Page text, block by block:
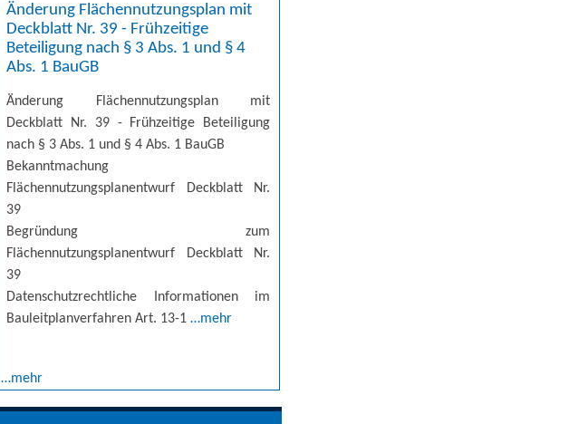
Änderung Flächennutzungsplan mit
Deckblatt Nr. 39 - Frühzeitige
Beteiligung nach § 3 Abs. 1 und § 4
Abs. 1 BauGB
Änderung Flächennutzungsplan mit
Deckblatt Nr. 39 - Frühzeitige Beteiligung
nach § 3 Abs. 1 und § 4 Abs. 1 BauGB
Bekanntmachung
Flächennutzungsplanentwurf Deckblatt Nr.
39
Begründung zum
Flächennutzungsplanentwurf Deckblatt Nr.
39
Datenschutzrechtliche Informationen im
Bauleitplanverfahren Art. 13-1…mehr
…mehr